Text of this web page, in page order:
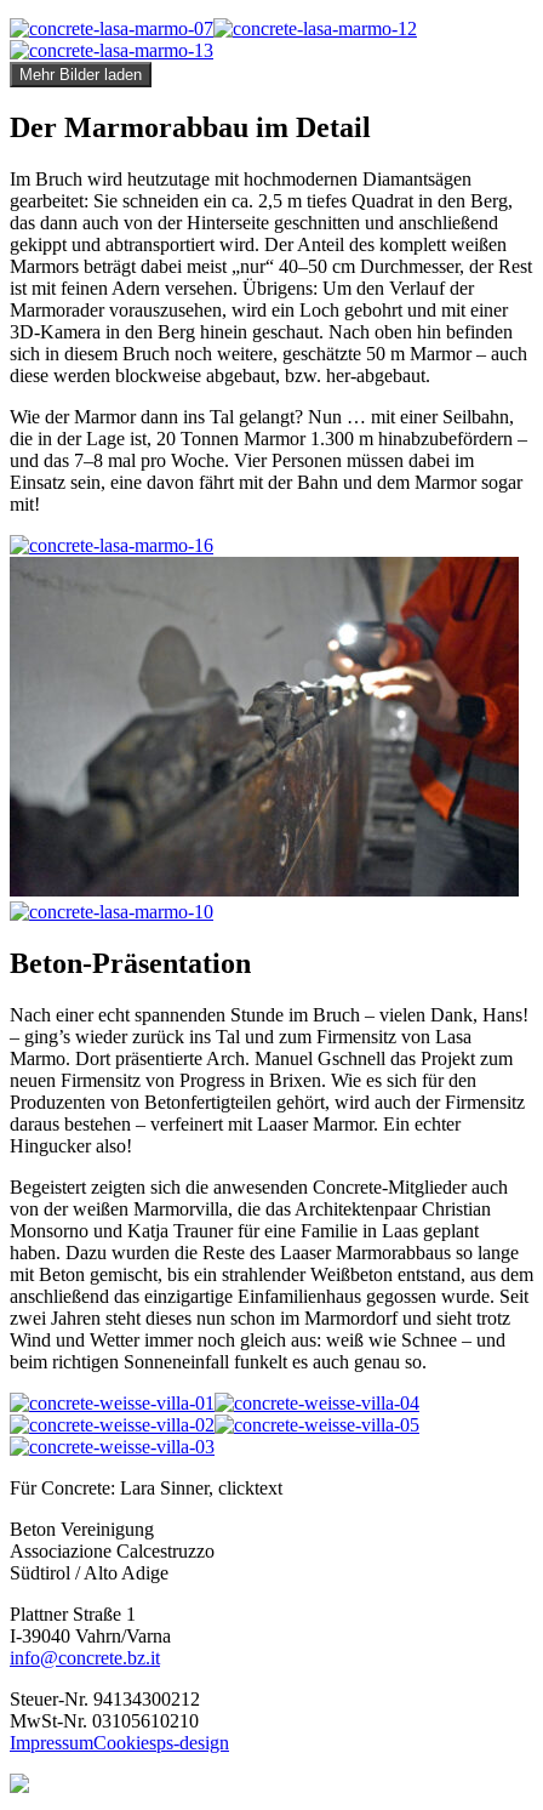
Mehr Bilder laden
Der Marmorabbau im Detail
Im Bruch wird heutzutage mit hochmodernen Diamantsägen
gearbeitet: Sie schneiden ein ca. 2,5 m tiefes Quadrat in den Berg,
das dann auch von der Hinterseite geschnitten und anschließend
gekippt und abtransportiert wird. Der Anteil des komplett weißen
Marmors beträgt dabei meist „nur“ 40–50 cm Durchmesser, der Rest
ist mit feinen Adern versehen. Übrigens: Um den Verlauf der
Marmorader vorauszusehen, wird ein Loch gebohrt und mit einer
3D-Kamera in den Berg hinein geschaut. Nach oben hin befinden
sich in diesem Bruch noch weitere, geschätzte 50 m Marmor – auch
diese werden blockweise abgebaut, bzw. her-abgebaut.
Wie der Marmor dann ins Tal gelangt? Nun … mit einer Seilbahn,
die in der Lage ist, 20 Tonnen Marmor 1.300 m hinabzubefördern –
und das 7–8 mal pro Woche. Vier Personen müssen dabei im
Einsatz sein, eine davon fährt mit der Bahn und dem Marmor sogar
mit!
Beton-Präsentation
Nach einer echt spannenden Stunde im Bruch – vielen Dank, Hans!
– ging’s wieder zurück ins Tal und zum Firmensitz von Lasa
Marmo. Dort präsentierte Arch. Manuel Gschnell das Projekt zum
neuen Firmensitz von Progress in Brixen. Wie es sich für den
Produzenten von Betonfertigteilen gehört, wird auch der Firmensitz
daraus bestehen – verfeinert mit Laaser Marmor. Ein echter
Hingucker also!
Begeistert zeigten sich die anwesenden Concrete-Mitglieder auch
von der weißen Marmorvilla, die das Architektenpaar Christian
Monsorno und Katja Trauner für eine Familie in Laas geplant
haben. Dazu wurden die Reste des Laaser Marmorabbaus so lange
mit Beton gemischt, bis ein strahlender Weißbeton entstand, aus dem
anschließend das einzigartige Einfamilienhaus gegossen wurde. Seit
zwei Jahren steht dieses nun schon im Marmordorf und sieht trotz
Wind und Wetter immer noch gleich aus: weiß wie Schnee – und
beim richtigen Sonneneinfall funkelt es auch genau so.
Für Concrete: Lara Sinner, clicktext
Beton Vereinigung
Associazione Calcestruzzo
Südtirol / Alto Adige
Plattner Straße 1
I-39040 Vahrn/Varna
info@concrete.bz.it
Steuer-Nr. 94134300212
MwSt-Nr. 03105610210
ImpressumCookiesps-design